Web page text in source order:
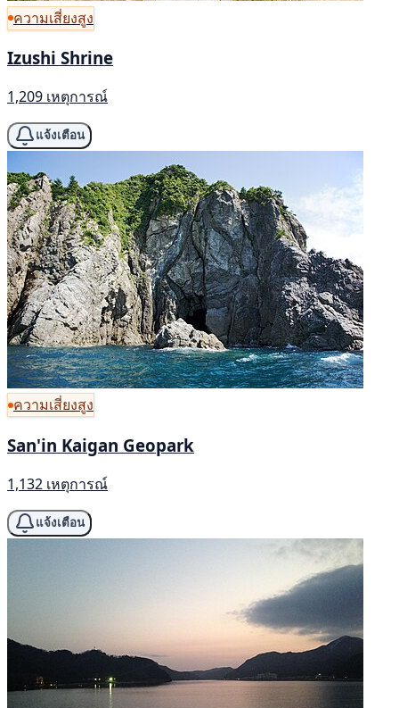
ความเสี่ยงสูง
Izushi Shrine
1,209 เหตุการณ์
แจ้งเตือน
ความเสี่ยงสูง
San'in Kaigan Geopark
1,132 เหตุการณ์
แจ้งเตือน